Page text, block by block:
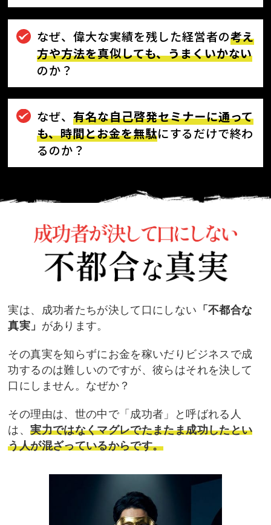
なぜ、偉大な実績を残した経営者の考え
方や方法を真似しても、うまくいかない
のか？
なぜ、有名な自己啓発セミナーに通って
も、時間とお金を無駄にするだけで終わ
るのか？
実は、成功者たちが決して口にしない 「不都合な
真実」 があります。
その真実を知らずにお金を稼いだりビジネスで成
功するのは難しいのですが、彼らはそれを決して
口にし ません。なぜか？
その理由は、世の中で「成功者」と呼ばれる人
は、実力ではなくマグレでたまたま成功したとい
う人が混ざっているからです。